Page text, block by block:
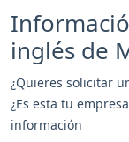
inglés de
¿Quieres solicitar
¿Es esta tu
información